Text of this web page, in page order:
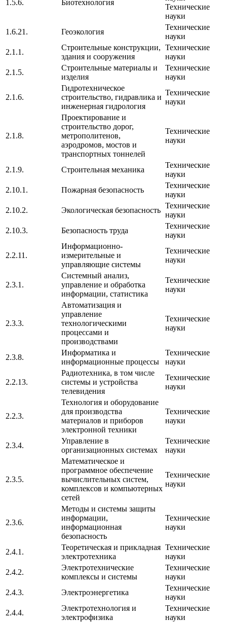
1.5.6. Биотехнология
Технические
науки
1.6.21.
Геоэкология
Технические
науки
2.1.1.
Строительные конструкции,
здания и сооружения
Технические
науки
2.1.5.
Строительные материалы и
изделия
Технические
науки
2.1.6.
Гидротехническое
строительство, гидравлика и
инженерная гидрология
Технические
науки
2.1.8.
Проектирование и
строительство дорог,
метрополитенов,
аэродромов, мостов и
транспортных тоннелей
Технические
науки
2.1.9. Строительная механика
Технические
науки
2.10.1.
Пожарная безопасность
Технические
науки
2.10.2.
Экологическая безопасность
Технические
науки
2.10.3.
Безопасность труда
Технические
науки
2.2.11.
Информационно-
измерительные и
управляющие системы
Технические
науки
2.3.1.
Системный анализ,
управление и обработка
информации, статистика
Технические
науки
2.3.3.
Автоматизация и
управление
технологическими
процессами и
производствами
Технические
науки
2.3.8.
Информатика и
информационные процессы
Технические
науки
2.2.13.
Радиотехника, в том числе
системы и устройства
телевидения
Технические
науки
2.2.3.
Технология и оборудование
для производства
материалов и приборов
электронной техники
Технические
науки
2.3.4.
Управление в
организационных системах
Технические
науки
2.3.5.
Математическое и
программное обеспечение
вычислительных систем,
комплексов и компьютерных
сетей
Технические
науки
2.3.6.
Методы и системы защиты
информации,
информационная
безопасность
Технические
науки
2.4.1.
Теоретическая и прикладная
электротехника
Технические
науки
2.4.2.
Электротехнические
комплексы и системы
Технические
науки
2.4.3.
Электроэнергетика
Технические
науки
2.4.4.
Электротехнология и
электрофизика
Технические
науки